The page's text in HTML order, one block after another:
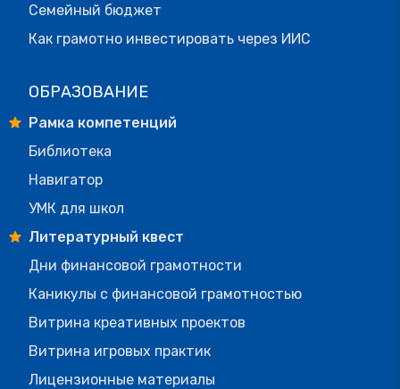
Семейный бюджет
Как грамотно инвестировать через ИИС
ОБРАЗОВАНИЕ
Рамка компетенций
Библиотека
Навигатор
УМК для школ
Литературный квест
Дни финансовой грамотности
Каникулы с финансовой грамотностью
Витрина креативных проектов
Витрина игровых практик
Лицензионные материалы